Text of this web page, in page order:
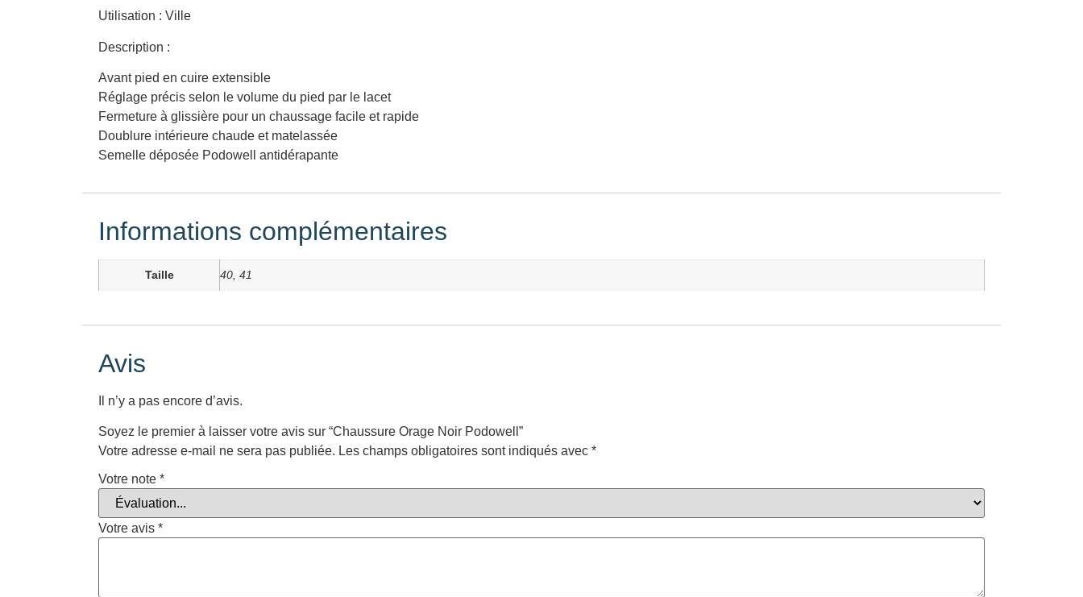
Utilisation : Ville
Description :
Avant pied en cuire extensible
Réglage précis selon le volume du pied par le lacet
Fermeture à glissière pour un chaussage facile et rapide
Doublure intérieure chaude et matelassée
Semelle déposée Podowell antidérapante
Informations complémentaires
Taille 40, 41
Avis
Il n’y a pas encore d’avis.
Soyez le premier à laisser votre avis sur “Chaussure Orage Noir Podowell”
Votre adresse e-mail ne sera pas publiée. Les champs obligatoires sont indiqués avec *
Votre note *
Votre avis *